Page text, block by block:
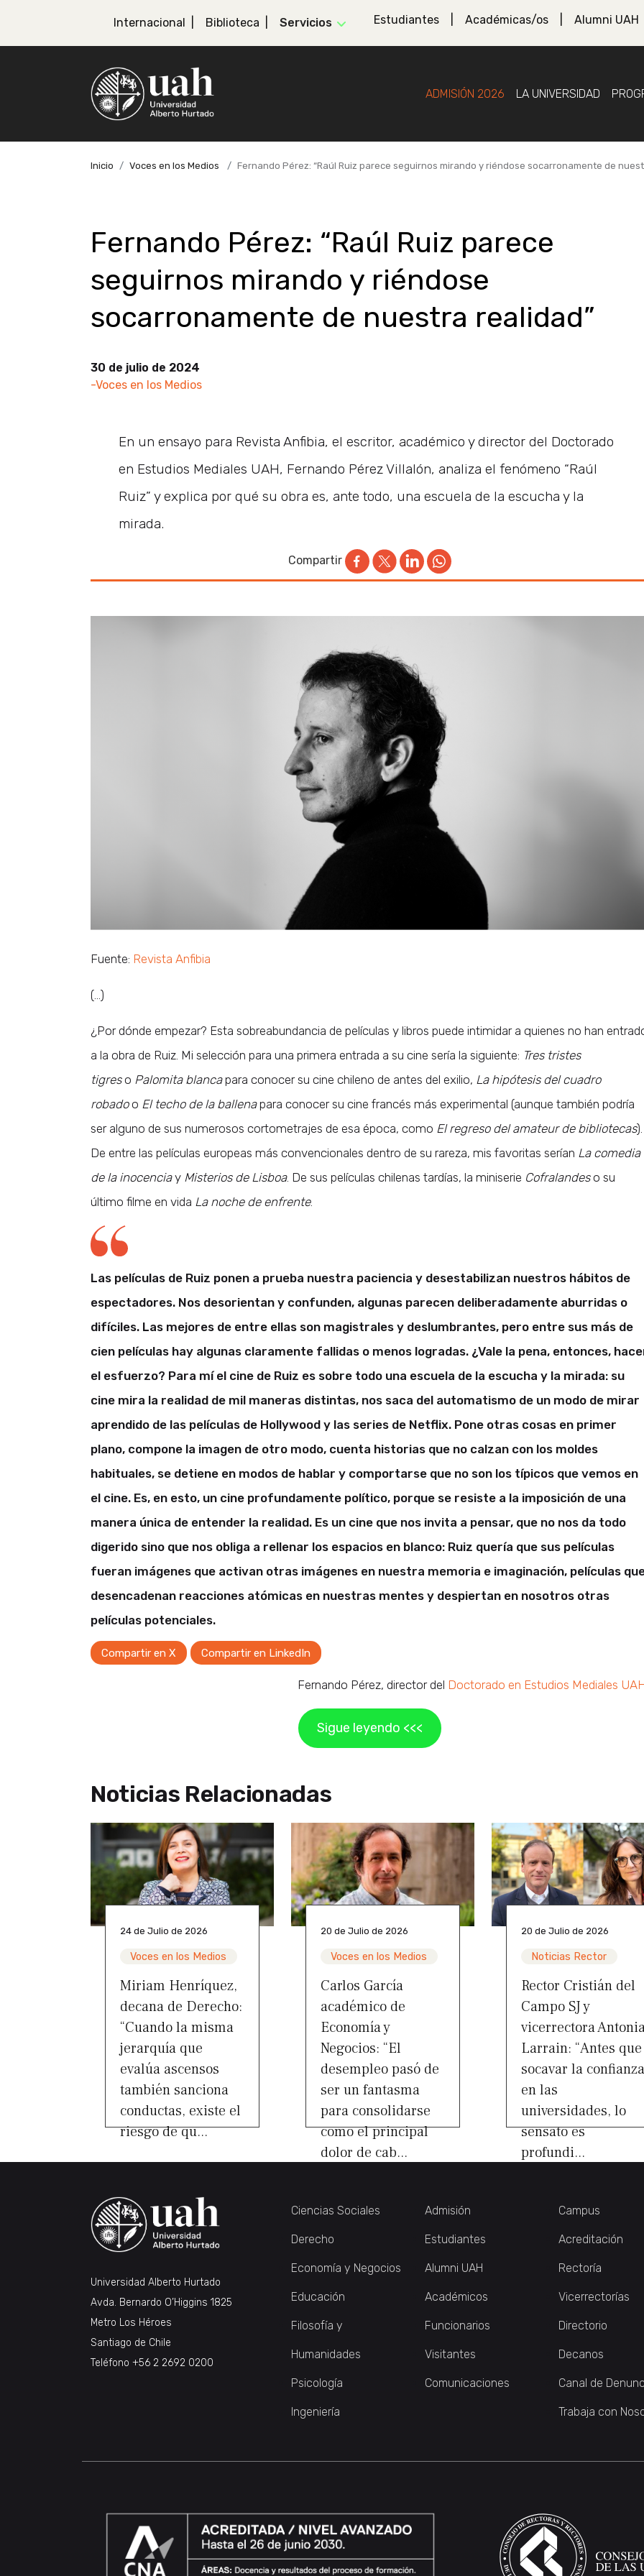
Internacional Biblioteca Servicios Estudiantes Académicas/os Alumni UAH
ADMISIÓN 2026 LA UNIVERSIDAD
Inicio Voces en los Medios Fernando Pérez: “Raúl Ruiz parece seguirnos mirando y riéndose socarronamente de
Fernando Pérez: “Raúl Ruiz parece
seguirnos mirando y riéndose
socarronamente de nuestra realidad”
30 de julio de 2024
-Voces en los Medios
En un ensayo para Revista Anfibia, el escritor, académico y director del Doctorado
en Estudios Mediales UAH, Fernando Pérez Villalón, analiza el fenómeno “Raúl
Ruiz” y explica por qué su obra es, ante todo, una escuela de la escucha y la
mirada.
Compartir
Fuente: Revista Anfibia
(…)
¿Por dónde empezar? Esta sobreabundancia de películas y libros puede intimidar a quienes no han
a la obra de Ruiz. Mi selección para una primera entrada a su cine sería la siguiente: Tres tristes
tigreso Palomita blancapara conocer su cine chileno de antes del exilio, La hipótesis del cuadro
robadoo El techo de la ballenapara conocer su cine francés más experimental (aunque también podría
ser alguno de sus numerosos cortometrajes de esa época, como El regreso del amateur de bibliotecas).
De entre las películas europeas más convencionales dentro de su rareza, mis favoritas serían La comedia
de la inocenciay Misterios de Lisboa. De sus películas chilenas tardías, la miniserie Cofralandeso su
último filme en vida La noche de enfrente.
Las películas de Ruiz ponen a prueba nuestra paciencia y desestabilizan nuestros hábitos de
espectadores. Nos desorientan y confunden, algunas parecen deliberadamente aburridas o
difíciles. Las mejores de entre ellas son magistrales y deslumbrantes, pero entre sus más de
cien películas hay algunas claramente fallidas o menos logradas. ¿Vale la pena, entonces,
el esfuerzo? Para mí el cine de Ruiz es sobre todo una escuela de la escucha y la mirada: su
cine mira la realidad de mil maneras distintas, nos saca del automatismo de un modo de mirar
aprendido de las películas de Hollywood y las series de Netflix. Pone otras cosas en primer
plano, compone la imagen de otro modo, cuenta historias que no calzan con los moldes
habituales, se detiene en modos de hablar y comportarse que no son los típicos que vemos en
el cine. Es, en esto, un cine profundamente político, porque se resiste a la imposición de una
manera única de entender la realidad. Es un cine que nos invita a pensar, que no nos da todo
digerido sino que nos obliga a rellenar los espacios en blanco: Ruiz quería que sus películas
fueran imágenes que activan otras imágenes en nuestra memoria e imaginación, películas
desencadenan reacciones atómicas en nuestras mentes y despiertan en nosotros otras
películas potenciales.
Compartir en X Compartir en LinkedIn
Fernando Pérez, director del Doctorado en Estudios Mediales
Sigue leyendo <<<
Noticias Relacionadas
24 de Julio de 2026
Voces en los Medios
Miriam Henríquez,
decana de Derecho:
“Cuando la misma
jerarquía que
evalúa ascensos
también sanciona
conductas, existe el
riesgo de qu...
20 de Julio de 2026
Voces en los Medios
Carlos García
académico de
Economía y
Negocios: “El
desempleo pasó de
ser un fantasma
para consolidarse
como el principal
dolor de cab...
20 de Julio de 2026
Noticias Rector
Rector Cristián del
Campo SJ y
vicerrectora
Larrain: “Antes que
socavar la confianza
en las
universidades, lo
sensato es
profundi...
Universidad Alberto Hurtado
Avda. Bernardo O’Higgins 1825
Metro Los Héroes
Santiago de Chile
Teléfono +56 2 2692 0200
Ciencias Sociales
Derecho
Economía y Negocios
Educación
Filosofía y
Humanidades
Psicología
Ingeniería
Admisión
Estudiantes
Alumni UAH
Académicos
Funcionarios
Visitantes
Comunicaciones
Campus
Acreditación
Rectoría
Vicerrectorías
Directorio
Decanos
Canal de
Trabaja con